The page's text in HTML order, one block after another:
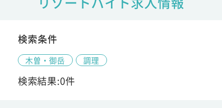
検索条件
木曽・御岳 調理
検索結果:0件